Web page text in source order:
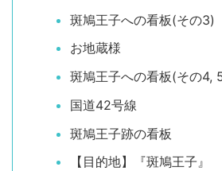
斑鳩王子への看板(その3)
お地蔵様
斑鳩王子への看板(その4,
国道42号線
斑鳩王子跡の看板
【目的地】『斑鳩王子』